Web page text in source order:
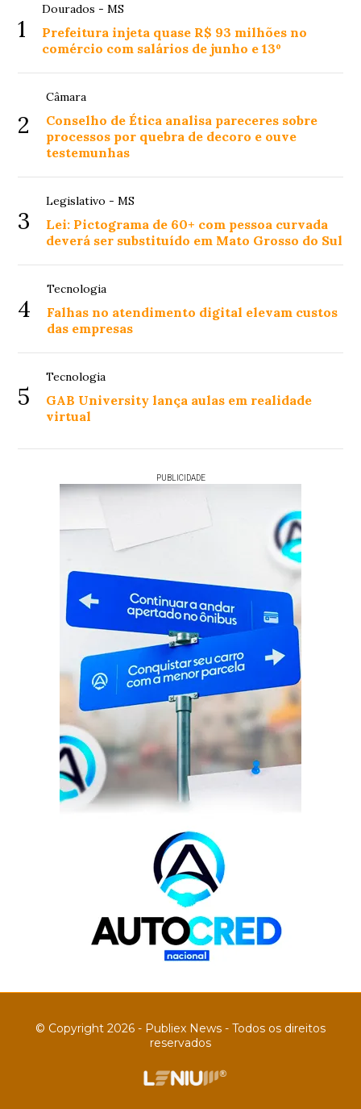
1
Dourados - MS
Prefeitura injeta quase R$ 93 milhões no
comércio com salários de junho e 13º
2
Câmara
Conselho de Ética analisa pareceres sobre
processos por quebra de decoro e ouve
testemunhas
3
Legislativo - MS
Lei: Pictograma de 60+ com pessoa curvada
deverá ser substituído em Mato Grosso do Sul
4
Tecnologia
Falhas no atendimento digital elevam custos
das empresas
5
Tecnologia
GAB University lança aulas em realidade
virtual
PUBLICIDADE
© Copyright 2026 - Publiex News - Todos os direitos
reservados